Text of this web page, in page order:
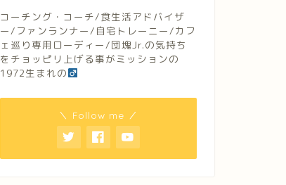
コーチング・コーチ/食生活アドバイザ
ー/ファンランナー/自宅トレーニー/カフ
ェ巡り専用ローディー/団塊Jr.の気持ち
をチョッピリ上げる事がミッションの
1972生まれの
＼ Follow me ／